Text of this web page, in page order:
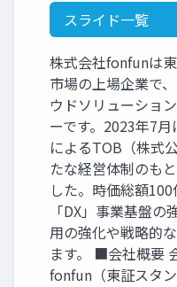
スライド一覧
株式会社fonfunは
市場の上場企業で
ウドソリューショ
ーです。2023年7
によるTOB（株式
たな経営体制のも
した。時価総額100
「DX」事業基盤
用の強化や戦略的
ます。 ■会社概要
fonfun（東証スタ